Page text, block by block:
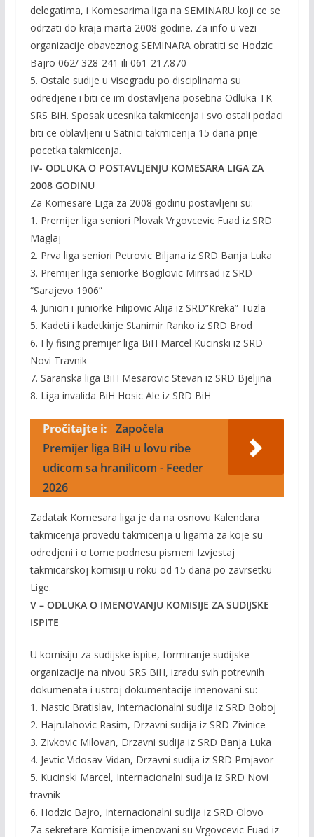
delegatima, i Komesarima liga na SEMINARU koji ce se
odrzati do kraja marta 2008 godine. Za info u vezi
organizacije obaveznog SEMINARA obratiti se Hodzic
Bajro 062/ 328-241 ili 061-217.870
5. Ostale sudije u Visegradu po disciplinama su
odredjene i biti ce im dostavljena posebna Odluka TK
SRS BiH. Sposak ucesnika takmicenja i svo ostali podaci
biti ce oblavljeni u Satnici takmicenja 15 dana prije
pocetka takmicenja.
IV- ODLUKA O POSTAVLJENJU KOMESARA LIGA ZA
2008 GODINU
Za Komesare Liga za 2008 godinu postavljeni su:
1. Premijer liga seniori Plovak Vrgovcevic Fuad iz SRD
Maglaj
2. Prva liga seniori Petrovic Biljana iz SRD Banja Luka
3. Premijer liga seniorke Bogilovic Mirrsad iz SRD
“Sarajevo 1906”
4. Juniori i juniorke Filipovic Alija iz SRD”Kreka” Tuzla
5. Kadeti i kadetkinje Stanimir Ranko iz SRD Brod
6. Fly fising premijer liga BiH Marcel Kucinski iz SRD
Novi Travnik
7. Saranska liga BiH Mesarovic Stevan iz SRD Bjeljina
8. Liga invalida BiH Hosic Ale iz SRD BiH
Pročitajte i: Započela
Premijer liga BiH u lovu ribe
udicom sa hranilicom - Feeder
2026
Zadatak Komesara liga je da na osnovu Kalendara
takmicenja provedu takmicenja u ligama za koje su
odredjeni i o tome podnesu pismeni Izvjestaj
takmicarskoj komisiji u roku od 15 dana po zavrsetku
Lige.
V – ODLUKA O IMENOVANJU KOMISIJE ZA SUDIJSKE
ISPITE
U komisiju za sudijske ispite, formiranje sudijske
organizacije na nivou SRS BiH, izradu svih potrevnih
dokumenata i ustroj dokumentacije imenovani su:
1. Nastic Bratislav, Internacionalni sudija iz SRD Boboj
2. Hajrulahovic Rasim, Drzavni sudija iz SRD Zivinice
3. Zivkovic Milovan, Drzavni sudija iz SRD Banja Luka
4. Jevtic Vidosav-Vidan, Drzavni sudija iz SRD Prnjavor
5. Kucinski Marcel, Internacionalni sudija iz SRD Novi
travnik
6. Hodzic Bajro, Internacionalni sudija iz SRD Olovo
Za sekretare Komisije imenovani su Vrgovcevic Fuad iz